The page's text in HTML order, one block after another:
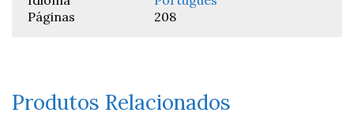
Páginas
208
Produtos Relacionados